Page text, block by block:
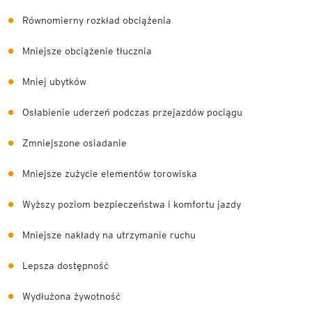
Równomierny rozkład obciążenia
Mniejsze obciążenie tłucznia
Mniej ubytków
Osłabienie uderzeń podczas przejazdów pociągu
Zmniejszone osiadanie
Mniejsze zużycie elementów torowiska
Wyższy poziom bezpieczeństwa i komfortu jazdy
Mniejsze nakłady na utrzymanie ruchu
Lepsza dostępność
Wydłużona żywotność